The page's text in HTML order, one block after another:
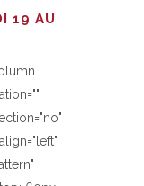
19 AU